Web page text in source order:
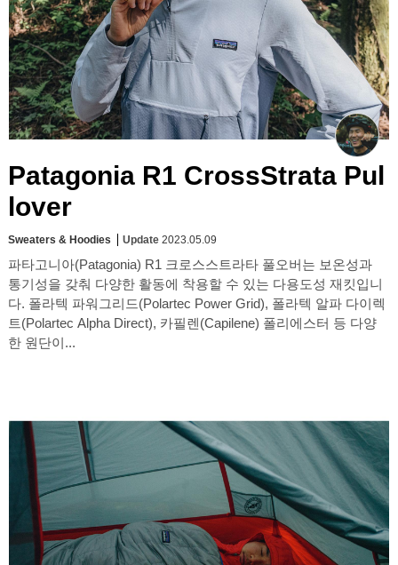
Patagonia R1 CrossStrata Pul
lover
Sweaters & Hoodies Update 2023.05.09
파타고니아(Patagonia) R1 크로스스트라타 풀오버는 보온성과
통기성을 갖춰 다양한 활동에 착용할 수 있는 다용도성 재킷입니
다. 폴라텍 파워그리드(Polartec Power Grid), 폴라텍 알파 다이렉
트(Polartec Alpha Direct), 카필렌(Capilene) 폴리에스터 등 다양
한 원단이...